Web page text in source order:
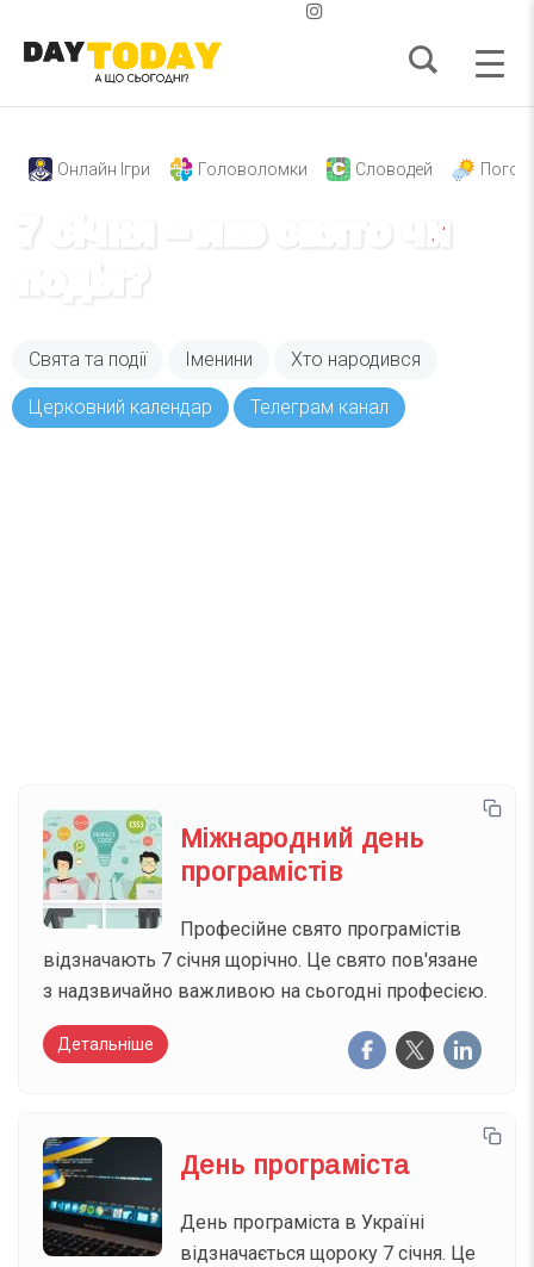
Онлайн Ігри Головоломки Словодей
7 січня – яке свято чи
подія?
Свята та події Іменини Хто народився
Церковний календар Телеграм канал
Міжнародний день
програмістів
Професійне свято програмістів
відзначають 7 січня щорічно. Це свято пов'язане
з надзвичайно важливою на сьогодні професією.
Детальніше
День програміста
День програміста в Україні
відзначається щороку 7 січня. Це